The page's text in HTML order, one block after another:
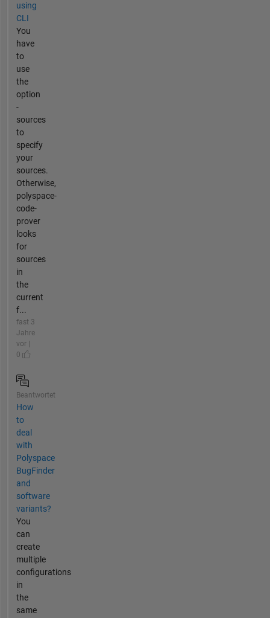
using
CLI
You
have
to
use
the
option
-
sources
to
specify
your
sources.
Otherwise,
polyspace-
code-
prover
looks
for
sources
in
the
current
f...
fast 3
Jahre
vor |
0
Beantwortet
How
to
deal
with
Polyspace
BugFinder
and
software
variants?
You
can
create
multiple
configurations
in
the
same